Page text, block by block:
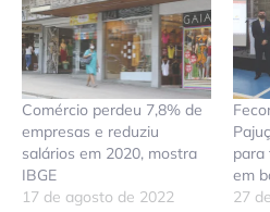
Comércio perdeu 7,8% de
empresas e reduziu
salários em 2020, mostra
IBGE
17 de agosto de 2022
para
em
27